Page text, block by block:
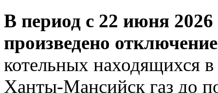
В период с 22 июня 2026
произведено
котельных находящихся
Ханты-Мансийск газ до